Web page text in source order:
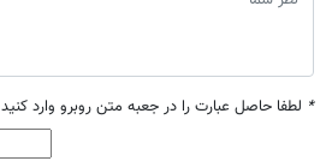
* لطفا حاصل عبارت را در جعبه متن روبرو وارد کنید